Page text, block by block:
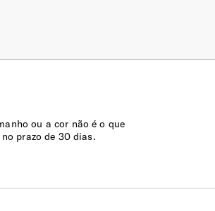
ou a cor não é o que
prazo de 30 dias.